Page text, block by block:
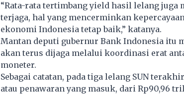
“Rata-rata tertimbang yield hasil lelang juga
terjaga, hal yang mencerminkan
ekonomi Indonesia tetap baik,” katanya.
Mantan deputi gubernur Bank Indonesia itu
akan terus dijaga melalui koordinasi erat
moneter.
Sebagai catatan, pada tiga lelang SUN
atau penawaran yang masuk, dari Rp90,96